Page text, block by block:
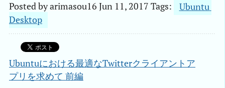
Posted byarimasou16 Jun 11, 2017 Tags:
Ubuntu
Desktop
Ubuntuにおける最適なTwitterクライアントア
プリを求めて 前編